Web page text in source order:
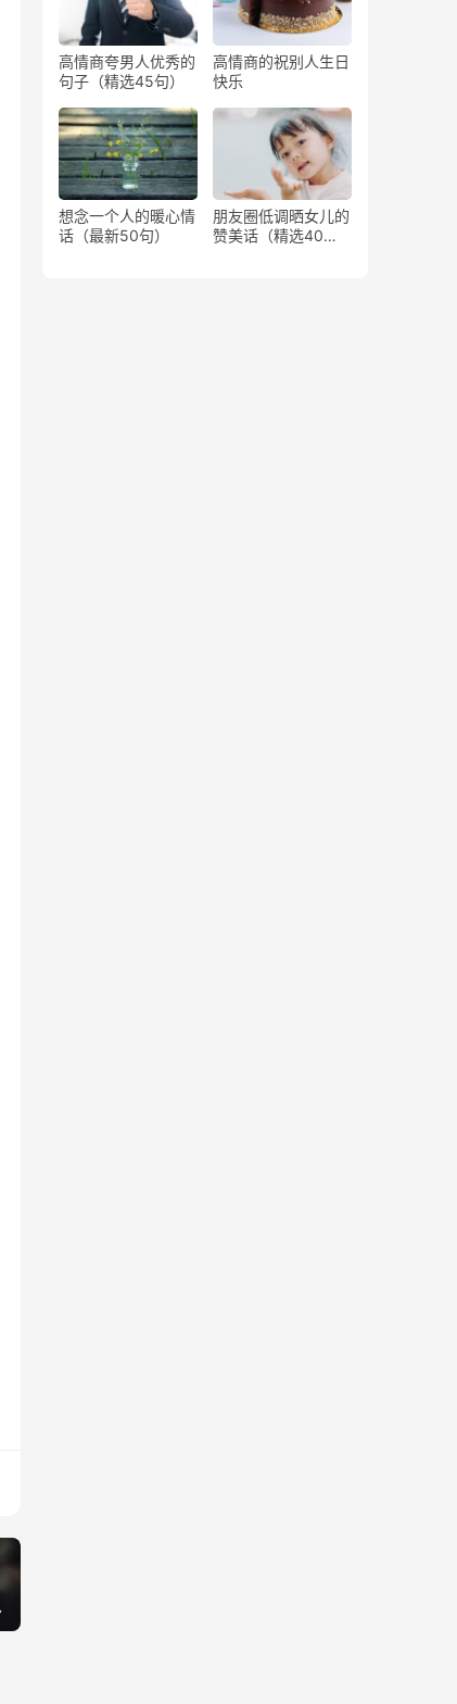
高情商夸男人优秀的
句子（精选45句）
高情商的祝别人生日
快乐
想念一个人的暖心情
话（最新50句）
朋友圈低调晒女儿的
赞美话（精选40